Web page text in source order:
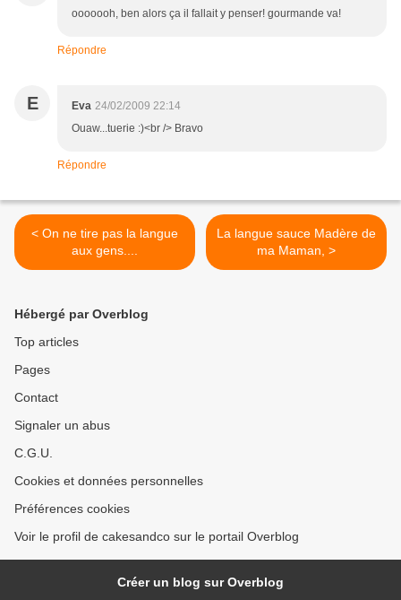
ooooooh, ben alors ça il fallait y penser! gourmande va!
Répondre
E Eva 24/02/2009 22:14
Ouaw...tuerie :)<br /> Bravo
Répondre
< On ne tire pas la langue
aux gens....
La langue sauce Madère de
ma Maman, >
Hébergé par Overblog
Top articles
Pages
Contact
Signaler un abus
C.G.U.
Cookies et données personnelles
Préférences cookies
Voir le profil de cakesandco sur le portail Overblog
Créer un blog sur Overblog